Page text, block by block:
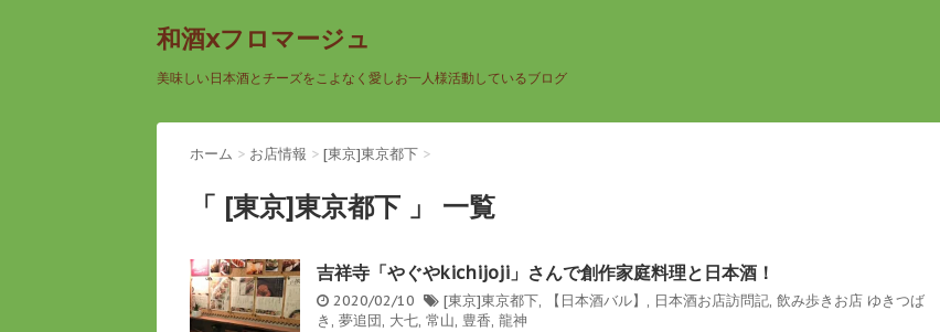
和酒xフロマージュ
美味しい日本酒とチーズをこよなく愛しお一人様活動しているブログ
ホーム > お店情報 > [東京]東京都下 >
「 [東京]東京都下 」 一覧
吉祥寺「やぐやkichijoji」さんで創作家庭料理と日本酒！
2020/02/10 [東京]東京都下, 【日本酒バル】 , 日本酒お店訪問記, 飲み歩きお店 ゆきつば
き , 夢追団, 大七, 常山, 豊香, 龍神